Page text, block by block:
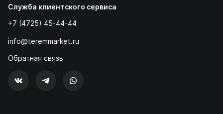
Служба клиентского сервиса
+7 (4725) 45-44-44
info@teremmarket.ru
Обратная связь